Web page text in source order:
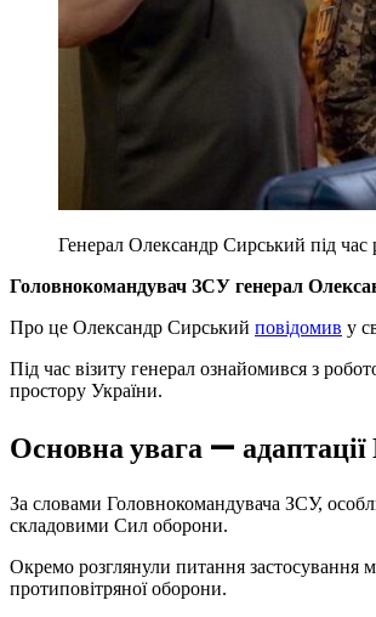
Генерал Олександр Сирський під час
Головнокомандувач ЗСУ генерал
Про це Олександр Сирський повідомив у
Під час візиту генерал ознайомився з
простору України.
Основна увага —
За словами Головнокомандувача ЗСУ,
складовими Сил оборони.
Окремо розглянули питання застосування
протиповітряної оборони.